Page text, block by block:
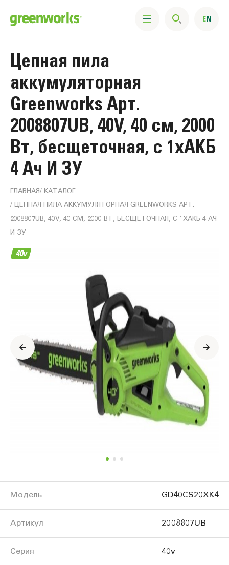
Цепная пила
аккумуляторная
Greenworks Арт.
2008807UB, 40V, 40 см, 2000
Вт, бесщеточная, c 1хАКБ
4 Ач И ЗУ
ГЛАВНАЯ КАТАЛОГ
ЦЕПНАЯ ПИЛА АККУМУЛЯТОРНАЯ GREENWORKS АРТ.
2008807UB, 40V, 40 СМ, 2000 ВТ, БЕСЩЕТОЧНАЯ, C 1ХАКБ 4 АЧ
И ЗУ
Информация
Модель GD40CS20XK4
Артикул 2008807UB
Серия 40v